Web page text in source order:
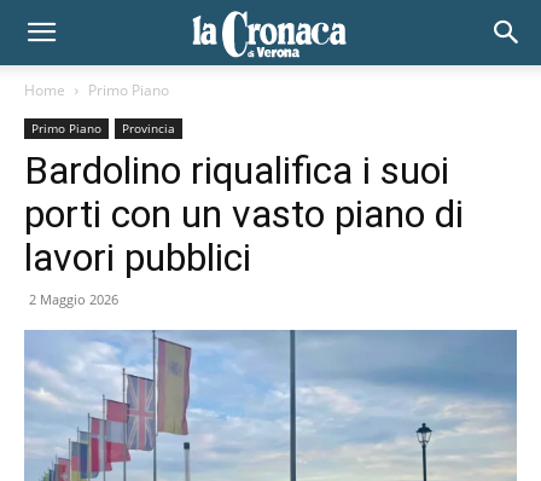
Home Primo Piano
Primo Piano Provincia
Bardolino riqualifica i suoi
porti con un vasto piano di
lavori pubblici
2 Maggio 2026